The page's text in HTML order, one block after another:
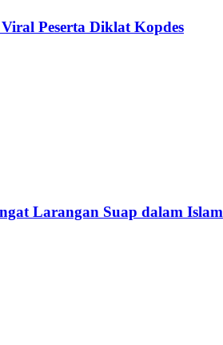
Peserta Diklat Kopdes
Larangan Suap dalam Islam